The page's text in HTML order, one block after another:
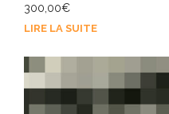
300,00€
LIRE LA SUITE